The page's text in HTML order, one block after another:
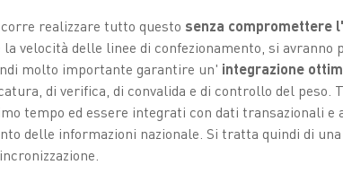
realizzare tutto questo senza compromettere
velocità delle linee di confezionamento, si
molto importante garantire un' integrazione
di verifica, di convalida e di controllo del peso.
tempo ed essere integrati con dati transazionali e
delle informazioni nazionale. Si tratta quindi di